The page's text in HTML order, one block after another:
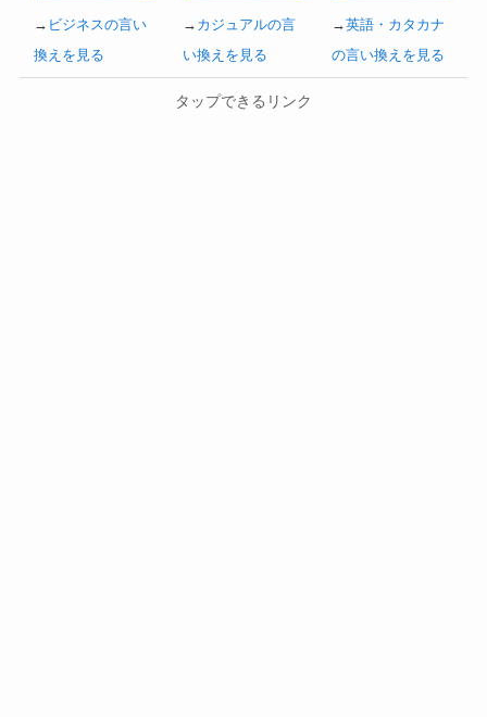
→ ビジネスの言い
換えを見る
→ カジュアルの言
い換えを見る
→英語・カタカナ
の言い換えを見る
タップできるリンク